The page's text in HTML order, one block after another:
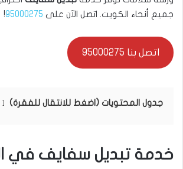
جميع أنحاء الكويت. اتصل الآن على 95000275
!
اتصل بنا 95000275
جدول المحتويات (اضغط للانتقال للفقرة)
خدمة تبديل سفايف في